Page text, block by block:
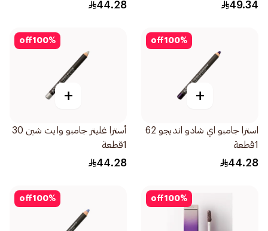
49.34
44.28
100%
off
+
استرا جامبو اي شادو انديجو 62
1قطعة
44.28
100%
off
+
أسترا غليتر جامبو وايت شين 30
1قطعة
44.28
100%
off
100%
off